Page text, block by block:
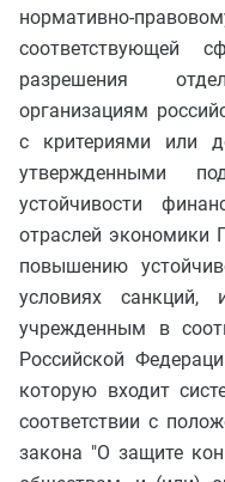
нормативно-
соответствующей
разрешения
организациям
с критериями или
утвержденными
устойчивости
отраслей экономики
повышению
условиях
учрежденным в
Российской
которую входит
соответствии с
закона "О защите